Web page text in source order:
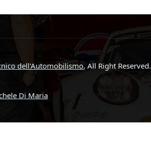
dell'Automobilismo, All Right Reserved.
Di Maria